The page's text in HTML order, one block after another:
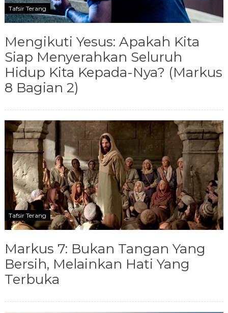
Tafsir Terang
Mengikuti Yesus: Apakah Kita
Siap Menyerahkan Seluruh
Hidup Kita Kepada-Nya? (Markus
8 Bagian 2)
Tafsir Terang
Markus 7: Bukan Tangan Yang
Bersih, Melainkan Hati Yang
Terbuka